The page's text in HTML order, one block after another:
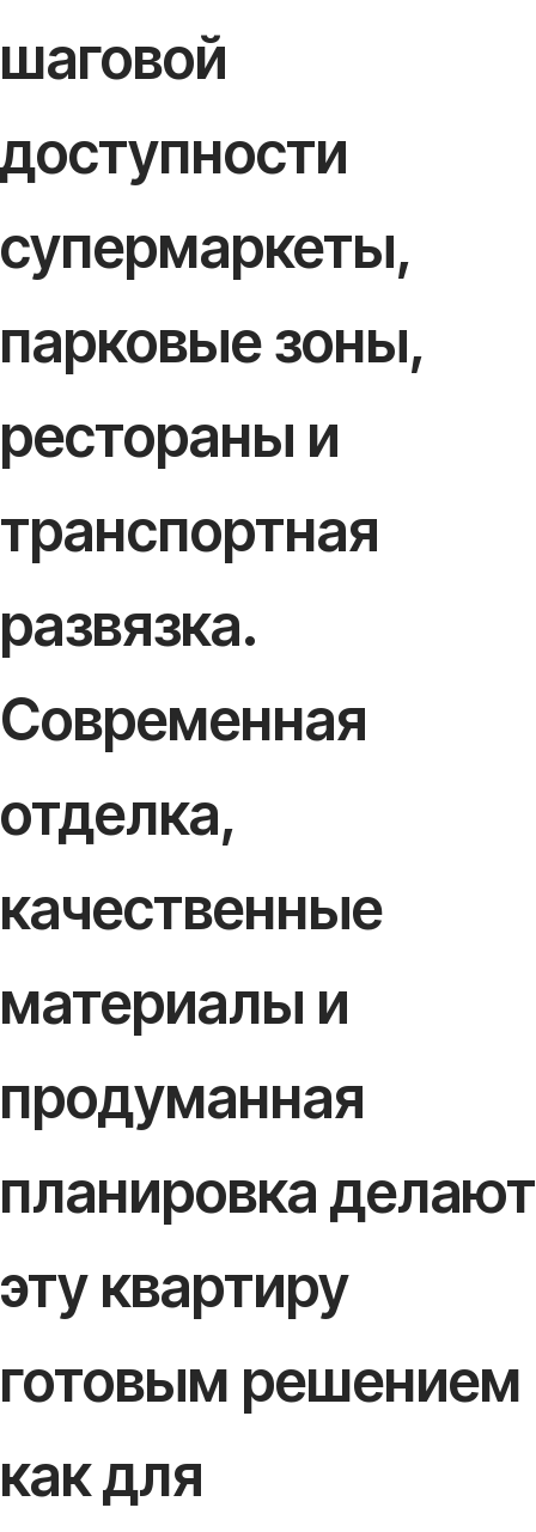
шаговой
доступности
супермаркеты,
парковые зоны,
рестораны и
транспортная
развязка.
Современная
отделка,
качественные
материалы и
продуманная
планировка делают
эту квартиру
готовым решением
как для